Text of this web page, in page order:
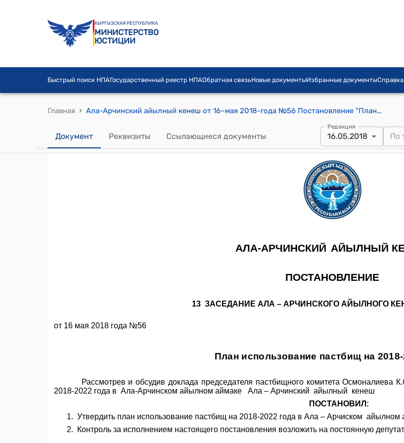
КЫРГЫЗСКАЯ РЕСПУБЛИКА
МИНИСТЕРСТВО
ЮСТИЦИИ
Быстрый поиск НПАГосударственный реестр НПАОбратная связьНовые документыИзбранные документыСправка
Главная › Ала-Арчинский айылный кенеш от 16–мая 2018-года №56 Постановление "План использование пастбищ на 2018-2022 года"
Документ Реквизиты Ссылающиеся документы
Редакция
16.05.2018